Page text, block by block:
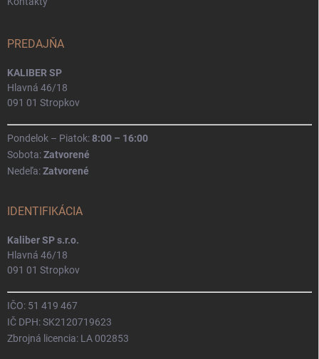
PREDAJŇA
KALIBER SP
Hlavná 46/18
091 01 Stropkov
Pondelok – Piatok:8:00 – 16:00
Sobota:Zatvorené
Nedeľa:Zatvorené
IDENTIFIKÁCIA
Kaliber SP s.r.o.
Hlavná 46/18
091 01 Stropkov
IČO: 51 419 467
IČ DPH: SK2120719623
Zbrojná licencia: LA 002853